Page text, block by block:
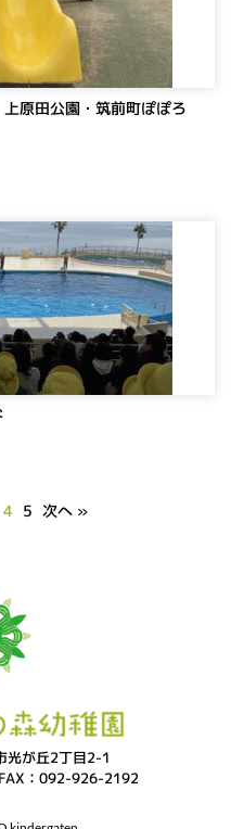
原田公園・筑前町ぽぽろ
4 5 次へ »
光が丘2丁目2-1
：092-926-2192